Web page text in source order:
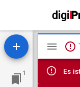
1 Es